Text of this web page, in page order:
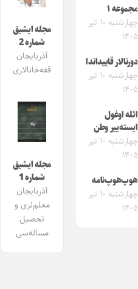
مجموعه ۱
چهارشنبه ۱۰ تیر
۱۴۰۵
دورنالار قاییداندا
چهارشنبه ۱۰ تیر
۱۴۰۵
ائله اوغول
ایسته‌ییر وطن
چهارشنبه ۱۰ تیر
۱۴۰۵
هوپ‌هوپ‌نامه
چهارشنبه ۱۰ تیر
۱۴۰۵
مجله ایشیق
شماره 2
آذربایجان
قفه‌خانالاری
مجله ایشیق
شماره 1
آذربایجان
معلم‌لری و
تحصیل
مساله‌سی